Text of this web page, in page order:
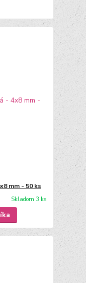
mm - 50 ks
Skladom 3 ks